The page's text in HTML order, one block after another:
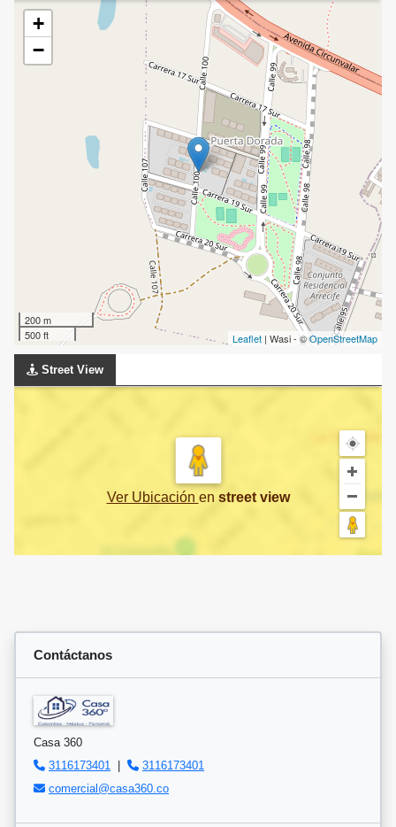
+
−
200 m
500 ft
Leaflet | Wasi - ©OpenStreetMap
Street View
Ver Ubicación en street view
Contáctanos
Casa 360
3116173401
|
3116173401
comercial@casa360.co